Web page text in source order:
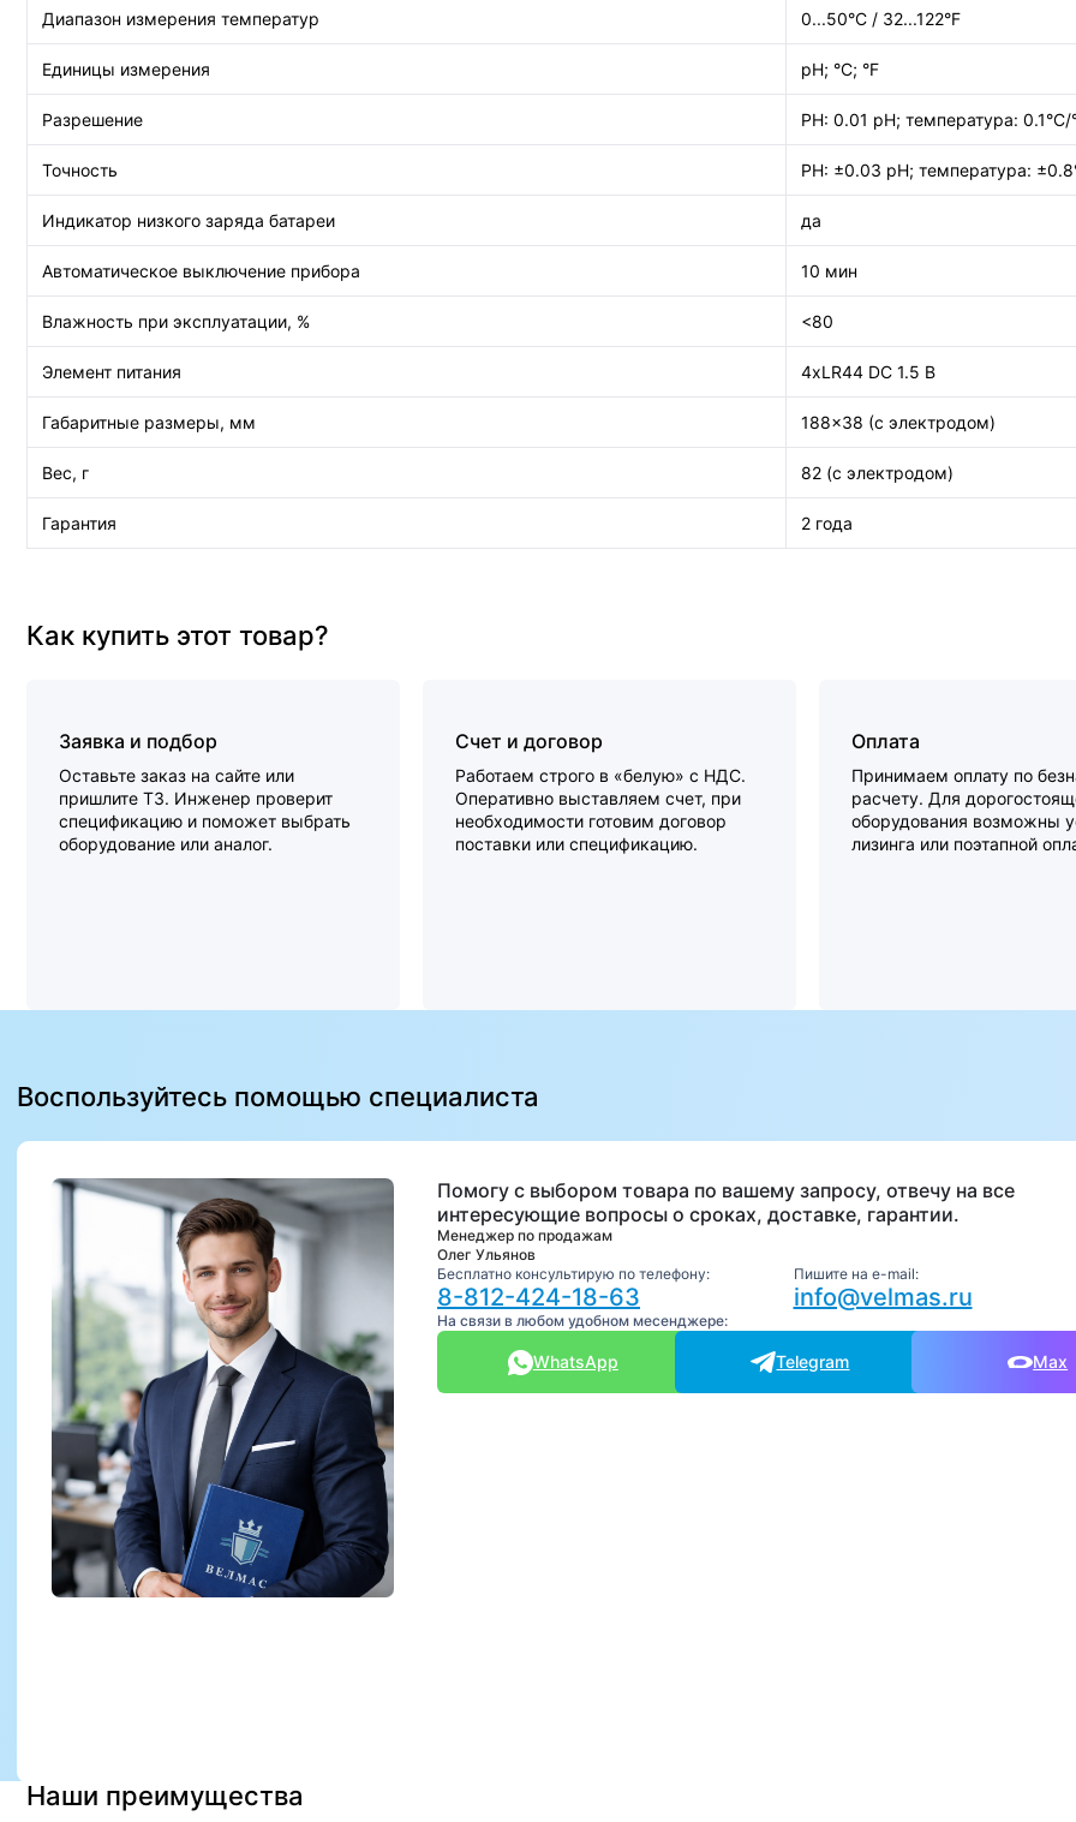
Диапазон измерения температур 0...50°C / 32...122°F
Единицы измерения pH; °C; °F
Разрешение PH: 0.01 pH; температура: 0.1°C/
Точность PH: ±0.03 pH; температура:
Индикатор низкого заряда батареи да
Автоматическое выключение прибора 10 мин
Влажность при эксплуатации, % <80
Элемент питания 4xLR44 DC 1.5 В
Габаритные размеры, мм 188x38 (с электродом)
Вес, г 82 (с электродом)
Гарантия 2 года
Как купить этот товар?
Заявка и подбор
Оставьте заказ на сайте или
пришлите ТЗ. Инженер проверит
спецификацию и поможет выбрать
оборудование или аналог.
Счет и договор
Работаем строго в «белую» с НДС.
Оперативно выставляем счет, при
необходимости готовим договор
поставки или спецификацию.
Оплата
Принимаем оплату по
расчету. Для
оборудования возможны
лизинга или поэтапной
Воспользуйтесь помощью специалиста
Помогу с выбором товара по вашему запросу, отвечу на все
интересующие вопросы о сроках, доставке, гарантии.
Менеджер по продажам
Олег Ульянов
Бесплатно консультирую по телефону:
8-812-424-18-63
Пишите на e-mail:
info@velmas.ru
На связи в любом удобном месенджере:
WhatsApp Telegram Max
Наши преимущества